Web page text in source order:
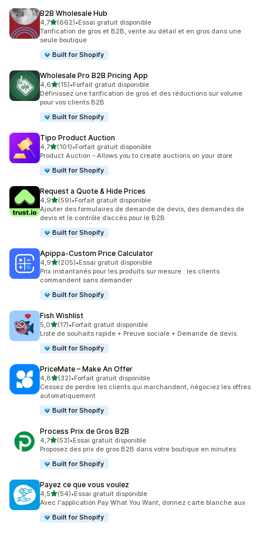
B2B Wholesale Hub
4,7étoile(s) sur 5
(662)
662 avis au total
•Essai gratuit disponible
Tarification de gros et B2B, vente au détail et en gros dans une
seule boutique
Built for Shopify
Wholesale Pro B2B Pricing App
4,6étoile(s) sur 5
(15)
15 avis au total
•Forfait gratuit disponible
Définissez une tarification de gros et des réductions sur volume
pour vos clients B2B.
Built for Shopify
Tipo Product Auction
4,7étoile(s) sur 5
(101)
101 avis au total
•Forfait gratuit disponible
Product Auction - Allows you to create auctions on your store
Built for Shopify
Request a Quote & Hide Prices
4,9étoile(s) sur 5
(59)
59 avis au total
•Forfait gratuit disponible
Ajouter des formulaires de demande de devis, des demandes de
devis et le contrôle d’accès pour le B2B
Built for Shopify
Apippa‑Custom Price Calculator
4,9étoile(s) sur 5
(205)
205 avis au total
•Essai gratuit disponible
Prix instantanés pour les produits sur mesure : les clients
commandent sans demander
Built for Shopify
Fish Wishlist
5,0étoile(s) sur 5
(17)
17 avis au total
•Forfait gratuit disponible
Liste de souhaits rapide + Preuve sociale + Demande de devis.
Built for Shopify
PriceMate – Make An Offer
4,8étoile(s) sur 5
(32)
32 avis au total
•Forfait gratuit disponible
Cessez de perdre les clients qui marchandent, négociez les offres
automatiquement
Built for Shopify
Process Prix de Gros B2B
4,7étoile(s) sur 5
(53)
53 avis au total
•Essai gratuit disponible
Proposez des prix de gros B2B dans votre boutique en minutes
Built for Shopify
Payez ce que vous voulez
4,5étoile(s) sur 5
(54)
54 avis au total
•Essai gratuit disponible
Avec l'application Pay What You Want, donnez carte blanche aux
Built for Shopify